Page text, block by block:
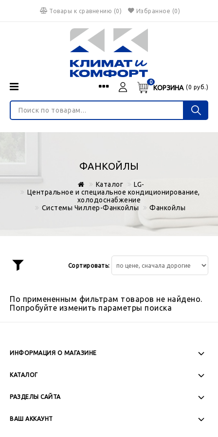
Товары к сравнению (0) Избранное (0)
Menu
Войти
$ руб.
КОРЗИНА
0
(0 руб.)
О нас
НЕ ЯВЛЯЕТСЯ ПУБЛИЧНОЙ ОФЕРТОЙ
Доставка и оплата
Контакты
ФАНКОЙЛЫ
Каталог
LG-
Центральное и специальное кондиционирование,
холодоснабжение
Системы Чиллер-Фанкойлы
Фанкойлы
Сортировать:
По примененным фильтрам товаров не найдено.
Попробуйте изменить параметры поиска
ИНФОРМАЦИЯ О МАГАЗИНЕ
Сб-Вс: Выходной
КАТАЛОГ
РАЗДЕЛЫ САЙТА
ВАШ АККАУНТ